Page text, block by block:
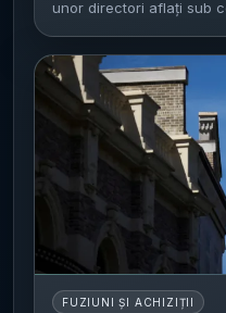
unor directori aflați sub
FUZIUNI ȘI ACHIZIȚII